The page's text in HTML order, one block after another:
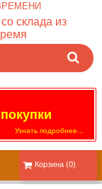
склада из
Узнать подробнее...
Корзина (0)